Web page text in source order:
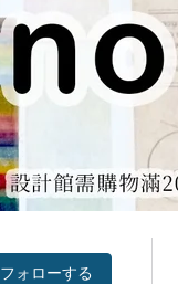
フォローする